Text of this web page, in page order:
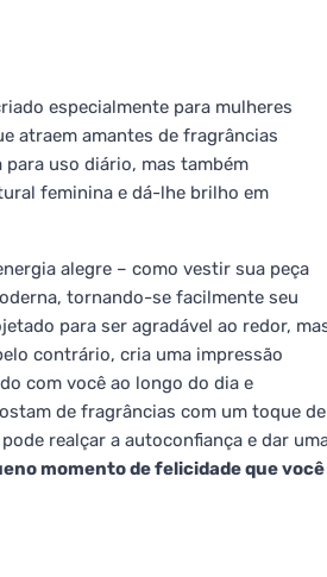
especialmente para mulheres
atraem amantes de fragrâncias
uso diário, mas também
feminina e dá-lhe brilho em
alegre – como vestir sua peça
tornando-se facilmente seu
para ser agradável ao redor,
contrário, cria uma impressão
com você ao longo do dia e
de fragrâncias com um toque de
realçar a autoconfiança e dar
momento de felicidade que você